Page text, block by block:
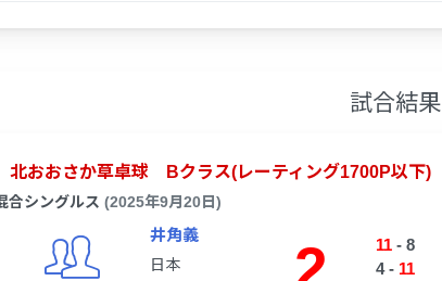
試合結果
北おおさか草卓球 Bクラス(レーティング1700P以下)
合シングルス (2025年9月20日)
井角義
日本
11- 8
4- 11